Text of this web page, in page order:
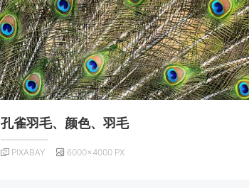
孔雀羽毛、颜色、羽毛
PIXABAY 6000×4000 PX